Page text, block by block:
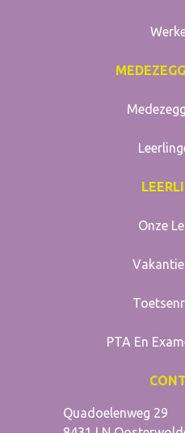
Onze
PTA En
Stellingwerf College
Quadoelenweg 29